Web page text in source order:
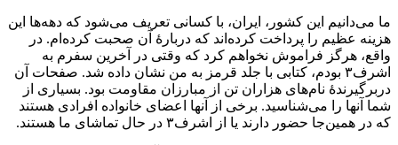
ما می‌دانیم این کشور، ایران، با کسانی تعریف می‌شود که دهه‌ها این
هزینه عظیم را پرداخت کرده‌اند که دربارهٔ آن صحبت کرده‌ام. در
واقع، هرگز فراموش نخواهم کرد که وقتی در آخرین سفرم به
اشرف۳ بودم، کتابی با جلد قرمز به من نشان داده شد. صفحات آن
دربرگیرندهٔ نام‌های هزاران تن از مبارزان مقاومت بود. بسیاری از
شما آنها را می‌شناسید. برخی از آنها اعضای خانواده افرادی هستند
که در همین‌جا حضور دارند یا از اشرف۳ در حال تماشای ما هستند.